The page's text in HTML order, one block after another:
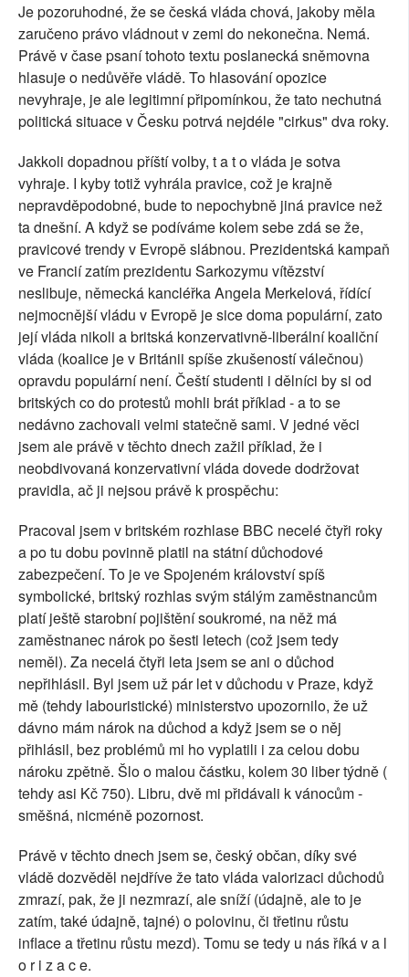
Je pozoruhodné, že se česká vláda chová, jakoby měla
zaručeno právo vládnout v zemi do nekonečna. Nemá.
Právě v čase psaní tohoto textu poslanecká sněmovna
hlasuje o nedůvěře vládě. To hlasování opozice
nevyhraje, je ale legitimní připomínkou, že tato nechutná
politická situace v Česku potrvá nejdéle "cirkus" dva roky.
Jakkoli dopadnou příští volby, t a t o vláda je sotva
vyhraje. I kyby totiž vyhrála pravice, což je krajně
nepravděpodobné, bude to nepochybně jiná pravice než
ta dnešní. A když se podíváme kolem sebe zdá se že,
pravicové trendy v Evropě slábnou. Prezidentská kampaň
ve Francií zatím prezidentu Sarkozymu vítězství
neslibuje, německá kancléřka Angela Merkelová, řídící
nejmocnější vládu v Evropě je sice doma populární, zato
její vláda nikoli a britská konzervativně-liberální koaliční
vláda (koalice je v Británii spíše zkušeností válečnou)
opravdu populární není. Čeští studenti i dělníci by si od
britských co do protestů mohli brát příklad - a to se
nedávno zachovali velmi statečně sami. V jedné věci
jsem ale právě v těchto dnech zažil příklad, že i
neobdivovaná konzervativní vláda dovede dodržovat
pravidla, ač ji nejsou právě k prospěchu:
Pracoval jsem v britském rozhlase BBC necelé čtyři roky
a po tu dobu povinně platil na státní důchodové
zabezpečení. To je ve Spojeném království spíš
symbolické, britský rozhlas svým stálým zaměstnancům
platí ještě starobní pojištění soukromé, na něž má
zaměstnanec nárok po šesti letech (což jsem tedy
neměl). Za necelá čtyři leta jsem se ani o důchod
nepřihlásil. Byl jsem už pár let v důchodu v Praze, když
mě (tehdy labouristické) ministerstvo upozornilo, že už
dávno mám nárok na důchod a když jsem se o něj
přihlásil, bez problémů mi ho vyplatili i za celou dobu
nároku zpětně. Šlo o malou částku, kolem 30 liber týdně (
tehdy asi Kč 750). Libru, dvě mi přidávali k vánocům -
směšná, nicméně pozornost.
Právě v těchto dnech jsem se, český občan, díky své
vládě dozvěděl nejdříve že tato vláda valorizaci důchodů
zmrazí, pak, že ji nezmrazí, ale sníží (údajně, ale to je
zatím, také údajně, tajné) o polovinu, či třetinu růstu
inflace a třetinu růstu mezd). Tomu se tedy u nás říká v a l
o r i z a c e.